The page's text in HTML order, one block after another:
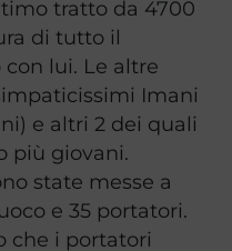
tratto da 4700
di tutto il
lui. Le altre
Imani
e altri 2 dei quali
più giovani.
state messe a
e 35 portatori.
che i portatori